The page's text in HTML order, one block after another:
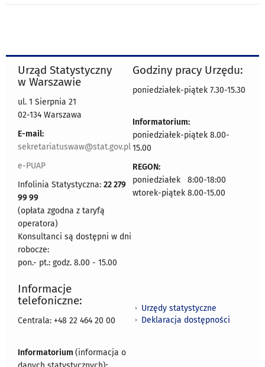
Urząd Statystyczny
w Warszawie
ul. 1 Sierpnia 21
02-134 Warszawa
E-mail:
sekretariatuswaw@stat.gov.pl
e-PUAP
Infolinia Statystyczna: 22 279
99 99
(opłata zgodna z taryfą
operatora)
Konsultanci są dostępni w dni
robocze:
pon.- pt.: godz. 8.00 - 15.00
Godziny pracy Urzędu:
poniedziałek-piątek 7.30-15.30
Informatorium:
poniedziałek-piątek 8.00-
15.00
REGON:
poniedziałek 8:00-18:00
wtorek-piątek 8.00-15.00
Informacje
telefoniczne:
Centrala: +48 22 464 20 00
Informatorium (informacja o
Urzędy statystyczne
Deklaracja dostępności